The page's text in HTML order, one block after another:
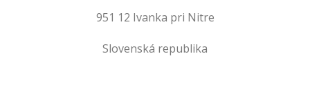
951 12 Ivanka pri Nitre
Slovenská republika